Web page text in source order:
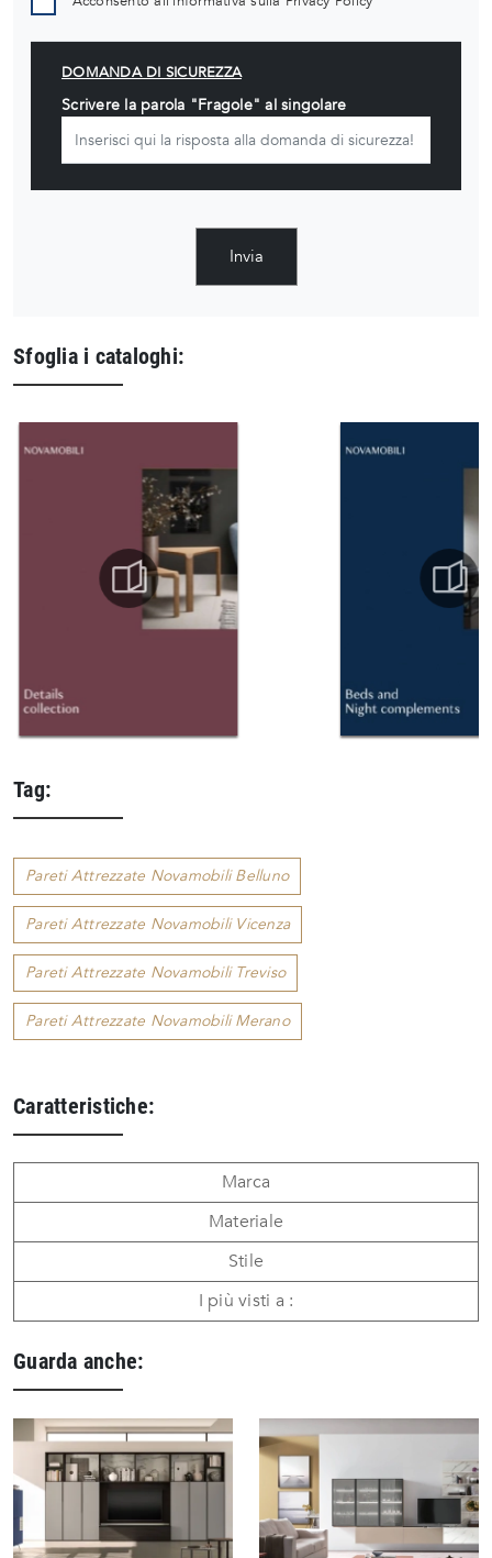
DOMANDA DI SICUREZZA
Scrivere la parola "Fragole" al singolare
Invia
Sfoglia i cataloghi:
Tag:
Pareti Attrezzate Novamobili Belluno
Pareti Attrezzate Novamobili Vicenza
Pareti Attrezzate Novamobili Treviso
Pareti Attrezzate Novamobili Merano
Caratteristiche:
Marca
Materiale
Stile
I più visti a :
Guarda anche: